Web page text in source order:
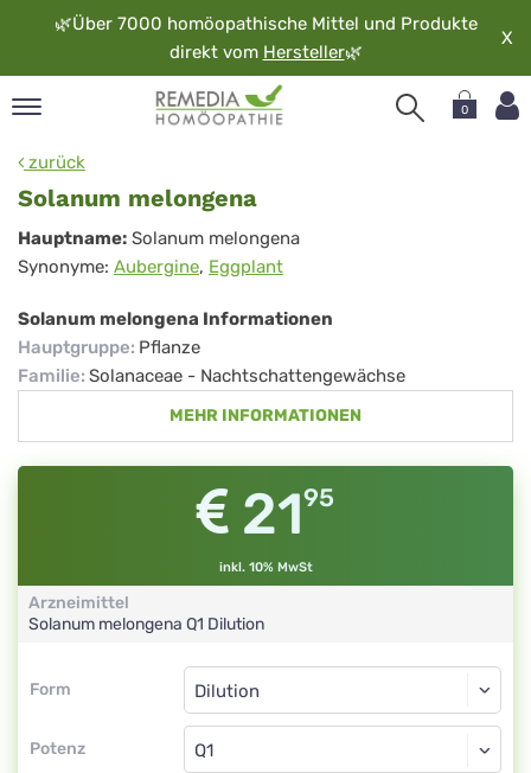
🌿Über 7000 homöopathische Mittel und Produkte
direkt vom Hersteller🌿
X
0
zurück
Solanum melongena
Solanum
melongena
Hauptname: Solanum melongena
Synonyme: Aubergine, Eggplant
Solanum melongena Informationen
Hauptgruppe: Pflanze
Familie: Solanaceae - Nachtschattengewächse
MEHR INFORMATIONEN
2195
inkl. 10% MwSt
Arzneimittel
Solanum melongena Q1 Dilution
Form
Form
Potenz
Dilution
Q1